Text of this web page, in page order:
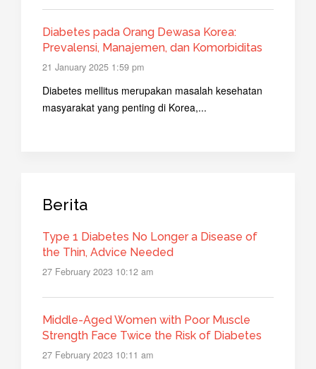
Diabetes pada Orang Dewasa Korea:
Prevalensi, Manajemen, dan Komorbiditas
21 January 2025 1:59 pm
Diabetes mellitus merupakan masalah kesehatan
masyarakat yang penting di Korea,...
Berita
Type 1 Diabetes No Longer a Disease of
the Thin, Advice Needed
27 February 2023 10:12 am
Middle-Aged Women with Poor Muscle
Strength Face Twice the Risk of Diabetes
27 February 2023 10:11 am